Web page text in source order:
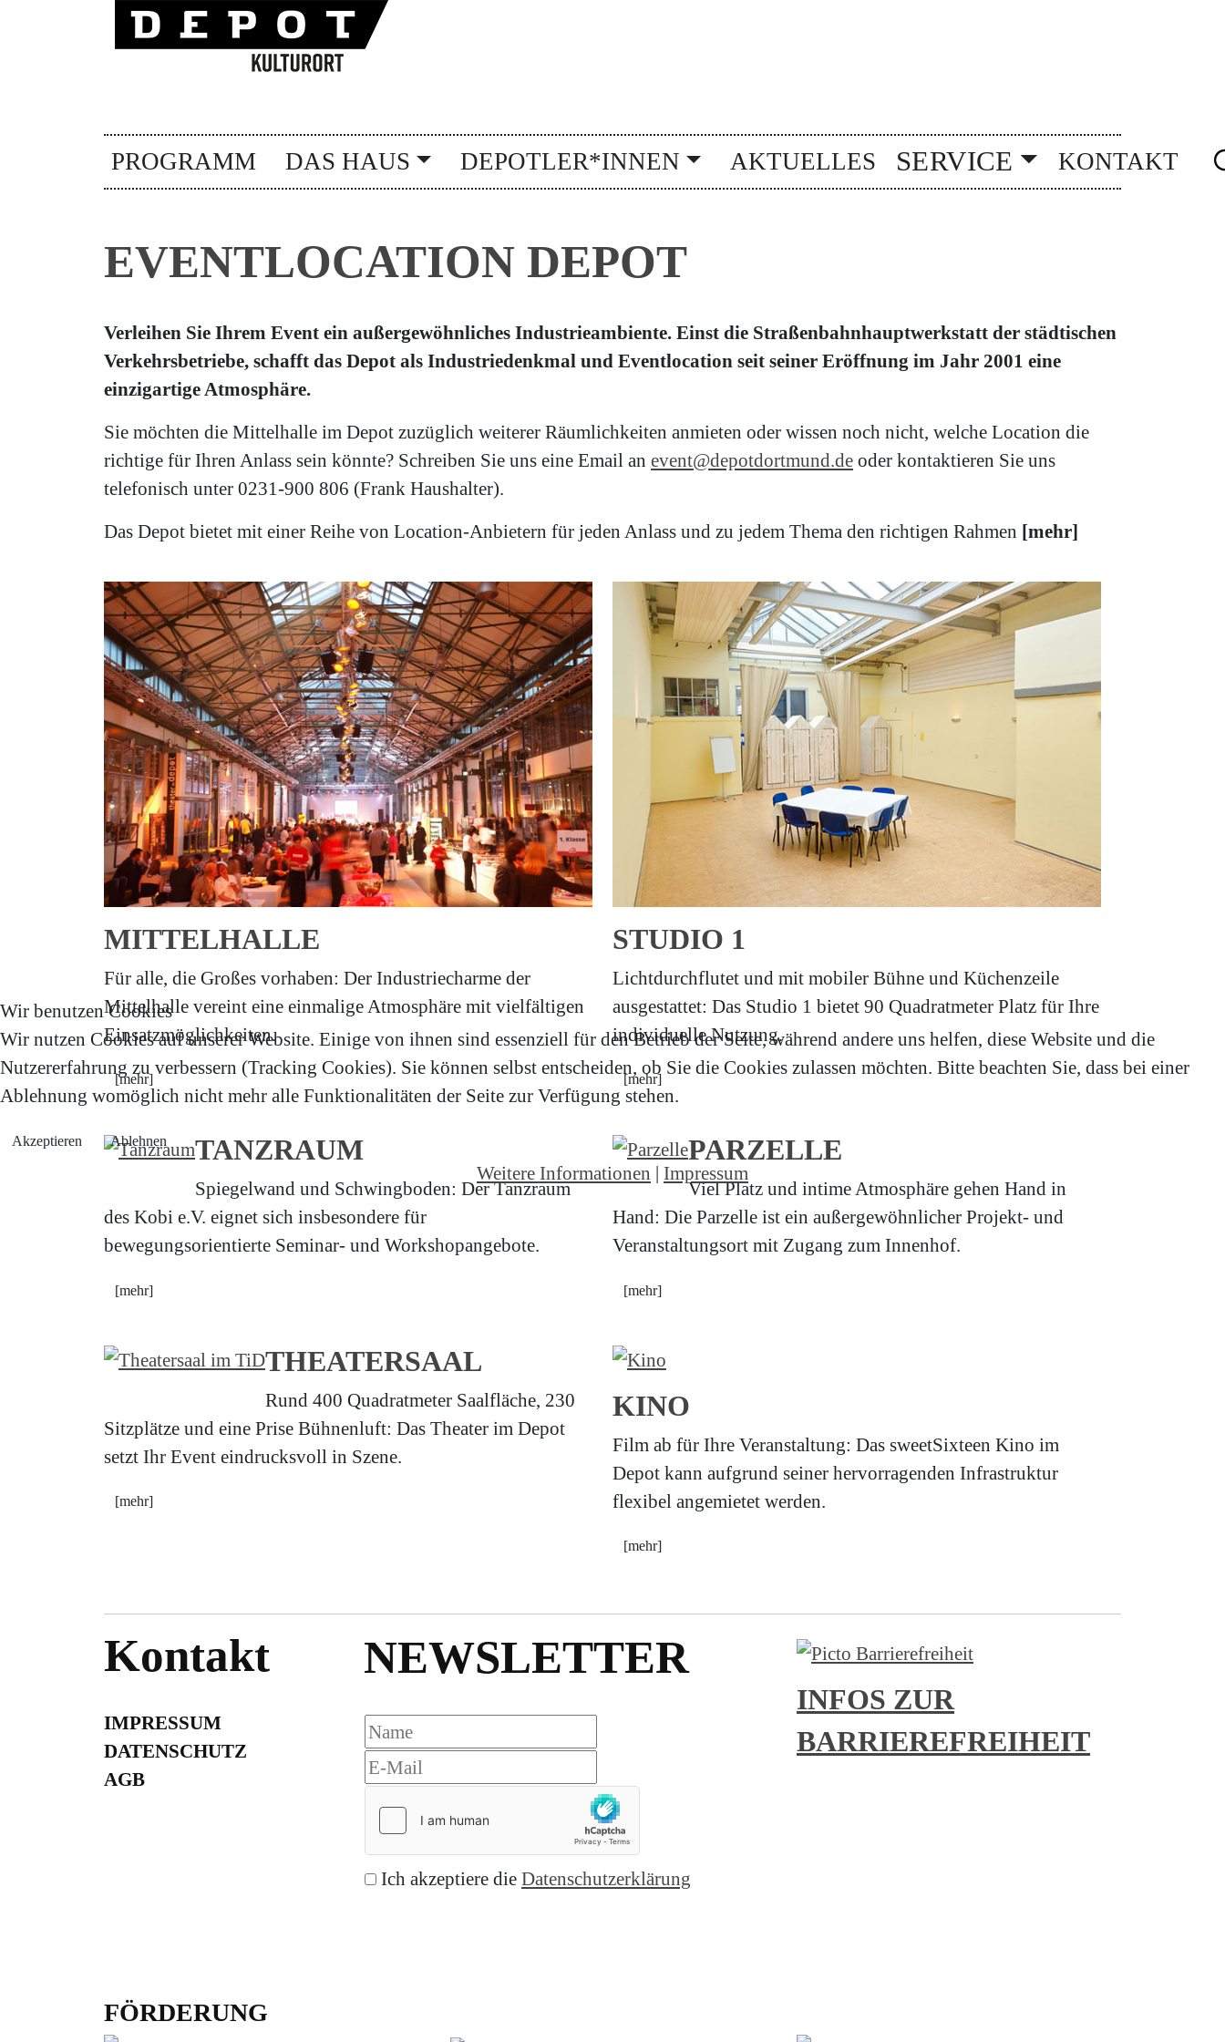
PROGRAMM DAS HAUS DEPOTLER*INNEN AKTUELLES SERVICE KONTAKT
EVENTLOCATION DEPOT
Verleihen Sie Ihrem Event ein außergewöhnliches Industrieambiente. Einst die Straßenbahnhauptwerkstatt der städtischen
Verkehrsbetriebe, schafft das Depot als Industriedenkmal und Eventlocation seit seiner Eröffnung im Jahr 2001 eine
einzigartige Atmosphäre.
Sie möchten die Mittelhalle im Depot zuzüglich weiterer Räumlichkeiten anmieten oder wissen noch nicht, welche Location die
richtige für Ihren Anlass sein könnte? Schreiben Sie uns eine Email an event@depotdortmund.de oder kontaktieren Sie uns
telefonisch unter 0231-900 806 (Frank Haushalter).
Das Depot bietet mit einer Reihe von Location-Anbietern für jeden Anlass und zu jedem Thema den richtigen Rahmen [mehr]
MITTELHALLE
Für alle, die Großes vorhaben: Der Industriecharme der
Mittelhalle vereint eine einmalige Atmosphäre mit vielfältigen
Einsatzmöglichkeiten.
[mehr]
STUDIO 1
Lichtdurchflutet und mit mobiler Bühne und Küchenzeile
ausgestattet: Das Studio 1 bietet 90 Quadratmeter Platz für Ihre
individuelle Nutzung.
[mehr]
TANZRAUM
Spiegelwand und Schwingboden: Der Tanzraum
des Kobi e.V. eignet sich insbesondere für
bewegungsorientierte Seminar- und Workshopangebote.
[mehr]
PARZELLE
Viel Platz und intime Atmosphäre gehen Hand in
Hand: Die Parzelle ist ein außergewöhnlicher Projekt- und
Veranstaltungsort mit Zugang zum Innenhof.
[mehr]
THEATERSAAL
Rund 400 Quadratmeter Saalfläche, 230
Sitzplätze und eine Prise Bühnenluft: Das Theater im Depot
setzt Ihr Event eindrucksvoll in Szene.
[mehr]
KINO
Film ab für Ihre Veranstaltung: Das sweetSixteen Kino im
Depot kann aufgrund seiner hervorragenden Infrastruktur
flexibel angemietet werden.
[mehr]
Kontakt
IMPRESSUM
DATENSCHUTZ
AGB
NEWSLETTER
Ich akzeptiere die Datenschutzerklärung
INFOS ZUR
BARRIEREFREIHEIT
FÖRDERUNG
Wir benutzen Cookies
Wir nutzen Cookies auf unserer Website. Einige von ihnen sind essenziell für den Betrieb der Seite, während andere uns helfen, diese Website und die
Nutzererfahrung zu verbessern (Tracking Cookies). Sie können selbst entscheiden, ob Sie die Cookies zulassen möchten. Bitte beachten Sie, dass bei einer
Ablehnung womöglich nicht mehr alle Funktionalitäten der Seite zur Verfügung stehen.
Akzeptieren Ablehnen
Weitere Informationen | Impressum